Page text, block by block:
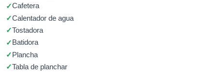
Cafetera
Calentador de agua
Tostadora
Batidora
Plancha
Tabla de planchar